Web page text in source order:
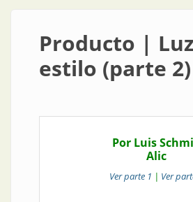
Producto |
estilo (parte 2)
Por Luis
Alic
Ver parte 1 | Ver